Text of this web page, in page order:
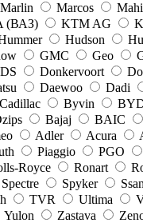
Marlin Marcos
(ВАЗ) KTM AG
Hudson
GMC Geo
DS Donkervoort
Daewoo Dadi
Cadillac Byvin
Bajaj BAIC
Adler Acura
Piaggio PGO
Royce Ronart
Spectre Spyker
TVR Ultima
Yulon Zastava